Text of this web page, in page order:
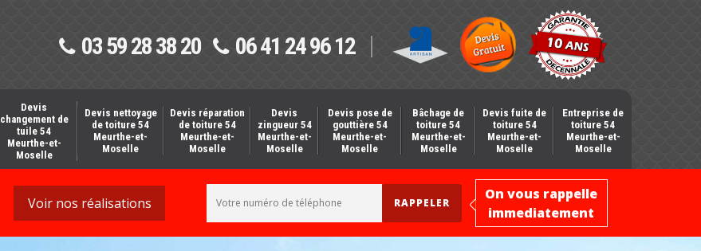
03 59 28 38 20 06 41 24 96 12
Devis
changement de
tuile 54
Meurthe-et-
Moselle
Devis nettoyage
de toiture 54
Meurthe-et-
Moselle
Devis réparation
de toiture 54
Meurthe-et-
Moselle
Devis
zingueur 54
Meurthe-et-
Moselle
Devis pose de
gouttière 54
Meurthe-et-
Moselle
Bâchage de
toiture 54
Meurthe-et-
Moselle
Devis fuite de
toiture 54
Meurthe-et-
Moselle
Entreprise de
toiture 54
Meurthe-et-
Moselle
Voir nos réalisations
On vous rappelle
immediatement